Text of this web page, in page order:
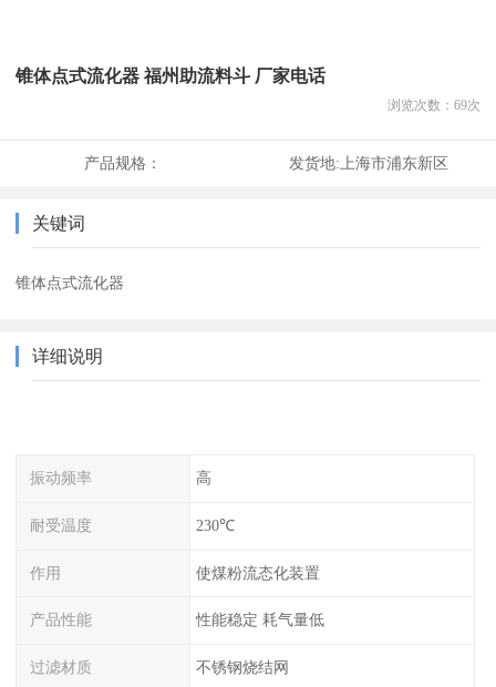
锥体点式流化器 福州助流料斗 厂家电话
浏览次数： 69次
产品规格： 发货地: 上海市浦东新区
关键词
锥体点式流化器
详细说明
振动频率 高
耐受温度 230℃
作用 使煤粉流态化装置
产品性能 性能稳定 耗气量低
过滤材质 不锈钢烧结网